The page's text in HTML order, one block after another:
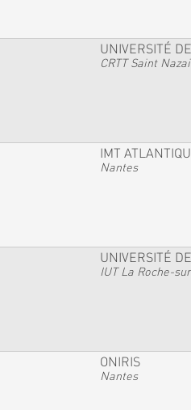
UNIVERSITÉ
CRTT Saint
IMT
Nantes
UNIVERSITÉ
IUT La Roche-
ONIRIS
Nantes